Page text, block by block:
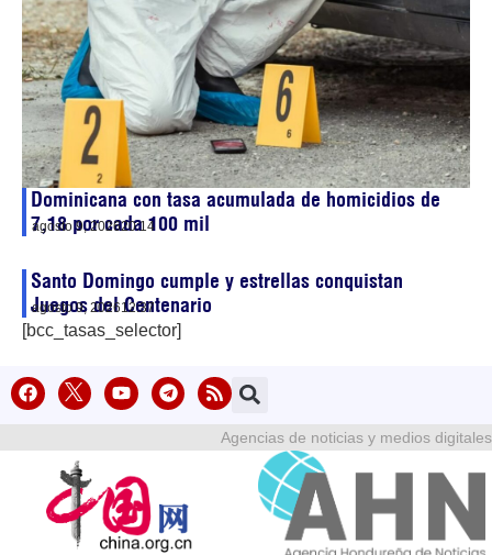
Dominicana con tasa acumulada de homicidios de
7,18 por cada 100 mil
agosto 9, 202620:14
Santo Domingo cumple y estrellas conquistan
Juegos del Centenario
agosto 9, 202612:37
[bcc_tasas_selector]
Agencias de noticias y medios digitales